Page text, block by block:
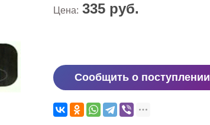
Цена: 335 руб.
Сообщить о поступлении